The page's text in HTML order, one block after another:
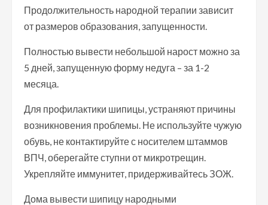
Продолжительность народной терапии зависит
от размеров образования, запущенности.
Полностью вывести небольшой нарост можно за
5 дней, запущенную форму недуга – за 1-2
месяца.
Для профилактики шипицы, устраняют причины
возникновения проблемы. Не используйте чужую
обувь, не контактируйте с носителем штаммов
ВПЧ, оберегайте ступни от микротрещин.
Укрепляйте иммунитет, придерживайтесь ЗОЖ.
Дома вывести шипицу народными